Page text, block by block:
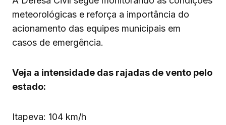
meteorológicas e reforça a importância do
acionamento das equipes municipais em
casos de emergência.
Veja a intensidade das rajadas de vento pelo
estado:
Itapeva: 104 km/h